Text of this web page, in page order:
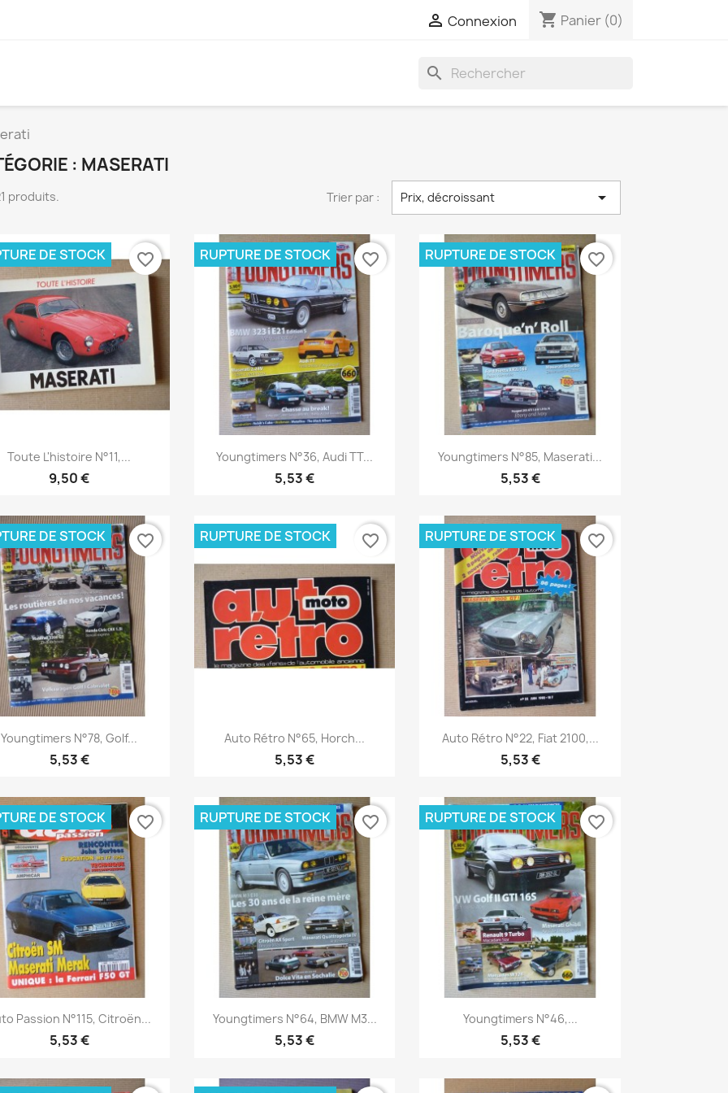
 Connexion shopping_cart Panier (0)
search
: MASERATI
produits. Trier par : Prix, décroissant 
Aperçu rapide
Toute L'histoire N°11,...
9,50 €
DE STOCK favorite_border
Aperçu rapide
Youngtimers N°36, Audi TT...
5,53 €
RUPTURE DE STOCK favorite_border
Aperçu rapide
Youngtimers N°85, Maserati...
5,53 €
RUPTURE DE STOCK favorite_border
Aperçu rapide
Youngtimers N°78, Golf...
5,53 €
DE STOCK favorite_border
Aperçu rapide
Auto Rétro N°65, Horch...
5,53 €
RUPTURE DE STOCK favorite_border
Aperçu rapide
Auto Rétro N°22, Fiat 2100,...
5,53 €
RUPTURE DE STOCK favorite_border
Aperçu rapide
Passion N°115, Citroën...
5,53 €
DE STOCK favorite_border
Aperçu rapide
Youngtimers N°64, BMW M3...
5,53 €
RUPTURE DE STOCK favorite_border
Aperçu rapide
Youngtimers N°46,...
5,53 €
RUPTURE DE STOCK favorite_border